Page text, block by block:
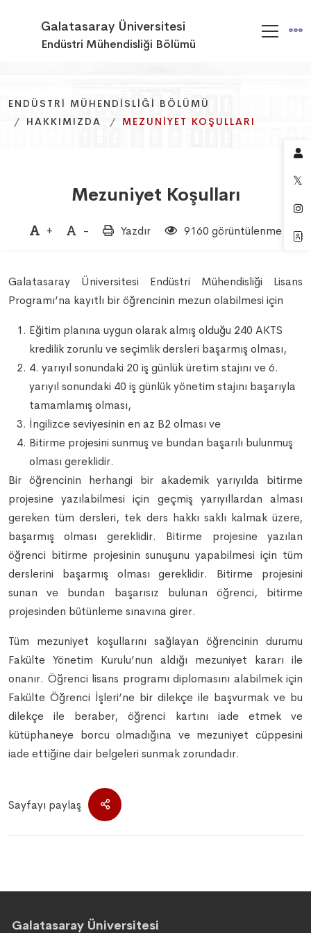
Galatasaray Üniversitesi
Endüstri Mühendisliği Bölümü
ENDÜSTRI MÜHENDISLIĞI BÖLÜMÜ
HAKKIMIZDA
MEZUNIYET KOŞULLARI
ENDÜSTRI MÜHENDISLIĞI BÖLÜMÜ
HAKKIMIZDA
MEZUNIYET KOŞULLARI
ENDÜSTRI MÜHENDISLIĞI BÖLÜMÜ
HAKKIMIZDA
MEZUNIYET KOŞULLARI
Mezuniyet Koşulları
+ - Yazdır 9160 görüntülenme
Galatasaray Üniversitesi Endüstri Mühendisliği Lisans
Programı’na kayıtlı bir öğrencinin mezun olabilmesi için
Eğitim planına uygun olarak almış olduğu 240 AKTS
kredilik zorunlu ve seçimlik dersleri başarmış olması,
4. yarıyıl sonundaki 20 iş günlük üretim stajını ve 6.
yarıyıl sonundaki 40 iş günlük yönetim stajını başarıyla
tamamlamış olması,
İngilizce seviyesinin en az B2 olması ve
Bitirme projesini sunmuş ve bundan başarılı bulunmuş
olması gereklidir.
Bir öğrencinin herhangi bir akademik yarıyılda bitirme
projesine yazılabilmesi için geçmiş yarıyıllardan alması
gereken tüm dersleri, tek ders hakkı saklı kalmak üzere,
başarmış olması gereklidir. Bitirme projesine yazılan
öğrenci bitirme projesinin sunuşunu yapabilmesi için tüm
derslerini başarmış olması gereklidir. Bitirme projesini
sunan ve bundan başarısız bulunan öğrenci, bitirme
projesinden bütünleme sınavına girer.
Tüm mezuniyet koşullarını sağlayan öğrencinin durumu
Fakülte Yönetim Kurulu’nun aldığı mezuniyet kararı ile
onanır. Öğrenci lisans programı diplomasını alabilmek için
Fakülte Öğrenci İşleri’ne bir dilekçe ile başvurmak ve bu
dilekçe ile beraber, öğrenci kartını iade etmek ve
kütüphaneye borcu olmadığına ve mezuniyet cüppesini
iade ettiğine dair belgeleri sunmak zorundadır.
Sayfayı paylaş
Galatasaray Üniversitesi